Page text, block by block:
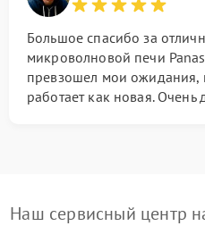
Большое спасибо за
микроволновой печи
превзошел мои ожидания,
работает как новая. Очень
Наш сервисный центр